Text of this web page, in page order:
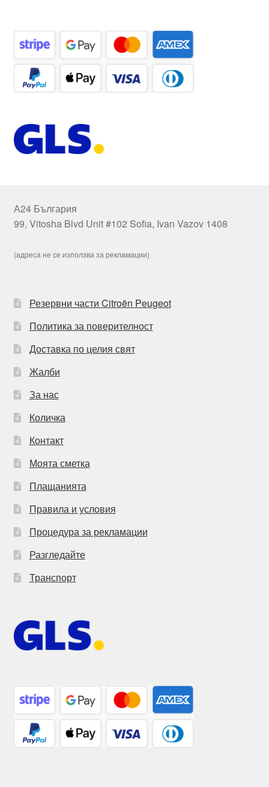
А24 България
99, Vitosha Blvd Unit #102 Sofia, Ivan Vazov 1408
(адреса не се използва за рекламации)
Резервни части Citroën Peugeot
Политика за поверителност
Доставка по целия свят
Жалби
За нас
Количка
Контакт
Моята сметка
Плащанията
Правила и условия
Процедура за рекламации
Разгледайте
Транспорт